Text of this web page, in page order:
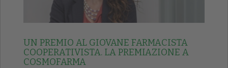
UN PREMIO AL GIOVANE FARMACISTA
COOPERATIVISTA. LA PREMIAZIONE A
COSMOFARMA